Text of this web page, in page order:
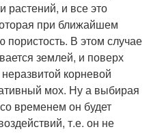
Хвойные клумбы
растений, и все это
при ближайшем
В этом случае
землей, и поверх
корневой
мох. Ну а выбирая
временем он будет
т.е. он не